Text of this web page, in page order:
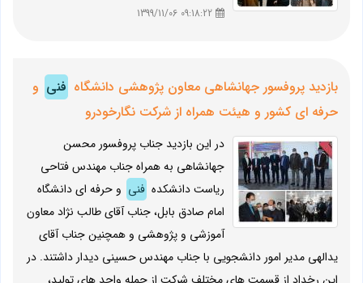
بازدید پروفسور جهانشاهی معاون پژوهشی دانشگاه فنی و
حرفه ای کشور و هیئت همراه از شرکت نگارخودرو
در این بازدید جناب پروفسور محسن
جهانشاهی به همراه جناب مهندس فتاحی
ریاست دانشکده فنی و حرفه ای دانشگاه
امام صادق بابل، جناب آقای طالب نژاد معاون
آموزشی و پژوهشی و همچنین جناب آقای
یدالهی مدیر امور دانشجویی با جناب مهندس حسینی دیدار داشتند. در